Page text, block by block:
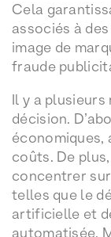
Cela
associés à
image de
fraude
Il y a
décision.
économiques,
coûts. De
concentrer
telles que le
artificielle et
automatisée.